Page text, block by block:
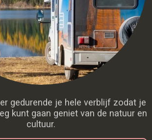
gedurende je hele verblijf zodat je
kunt gaan geniet van de natuur en
cultuur.